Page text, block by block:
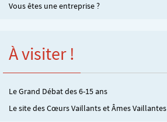
Vous êtes une entreprise ?
À visiter !
Le Grand Débat des 6-15 ans
Le site des Cœurs Vaillants et Âmes Vaillantes